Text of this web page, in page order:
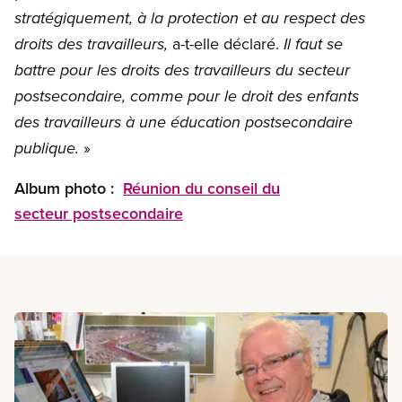
stratégiquement, à la protection et au respect des
droits des travailleurs, a-t-elle déclaré. Il faut se
battre pour les droits des travailleurs du secteur
postsecondaire, comme pour le droit des enfants
des travailleurs à une éducation postsecondaire
publique. »
Album photo : Réunion du conseil du
secteur postsecondaire
En savoir plus